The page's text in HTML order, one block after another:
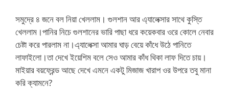
সমুদ্রে ৪ জনে বল নিয়া খেললাম। গুলশান আর এ্যালেক্সার সাথে কুস্তি
খেললাম।পানির নিচে গুলশানের ভারি পাছা ধরে কয়েকবার ওরে কোলে নেবার
চেষ্টা করে পারলাম না।এ্যালেক্সা আমার ঘাড় বেয়ে কাঁধে উঠে পানিতে
লাফাইলো।তা দেখে ইয়েশিম বলে সেও আমার কাঁধ থিকা লাফ দিতে চায়।
মাইয়ার বয়ফ্রেন্ড আছে দেখে এমনে একটু মিজাজ খারাপ ওর উপরে তবু মানা
করি ক্যামনে?